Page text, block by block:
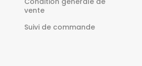
vente
Suivi de commande